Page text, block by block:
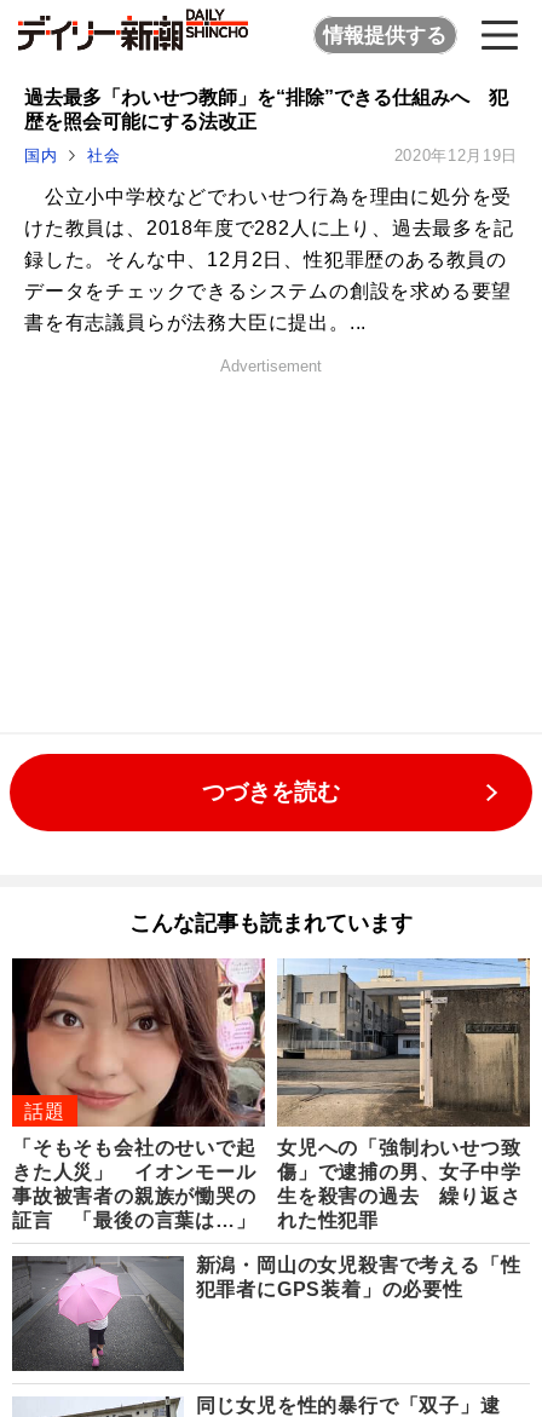
情報提供する
過去最多「わいせつ教師」を“排除”できる仕組みへ 犯
歴を照会可能にする法改正
国内 社会 2020年12月19日
公立小中学校などでわいせつ行為を理由に処分を受
けた教員は、2018年度で282人に上り、過去最多を記
録した。そんな中、12月2日、性犯罪歴のある教員の
データをチェックできるシステムの創設を求める要望
書を有志議員らが法務大臣に提出。...
Advertisement
つづきを読む
こんな記事も読まれています
話題
「そもそも会社のせいで起
きた人災」 イオンモール
事故被害者の親族が慟哭の
証言 「最後の言葉は…」
女児への「強制わいせつ致
傷」で逮捕の男、女子中学
生を殺害の過去 繰り返さ
れた性犯罪
新潟・岡山の女児殺害で考える「性
犯罪者にGPS装着」の必要性
同じ女児を性的暴行で「双子」逮